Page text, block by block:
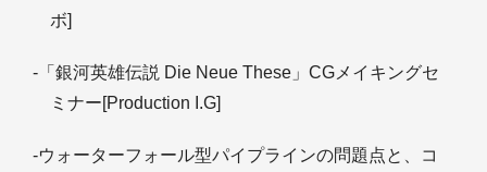
ボ]
-「銀河英雄伝説 Die Neue These」CGメイキングセ
ミナー[Production I.G]
-ウォーターフォール型パイプラインの問題点と、コ